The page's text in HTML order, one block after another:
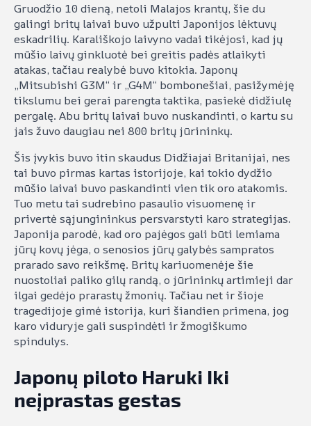
Gruodžio 10 dieną, netoli Malajos krantų, šie du
galingi britų laivai buvo užpulti Japonijos lėktuvų
eskadrilių. Karališkojo laivyno vadai tikėjosi, kad jų
mūšio laivų ginkluotė bei greitis padės atlaikyti
atakas, tačiau realybė buvo kitokia. Japonų
„Mitsubishi G3M“ ir „G4M“ bombonešiai, pasižymėję
tikslumu bei gerai parengta taktika, pasiekė didžiulę
pergalę. Abu britų laivai buvo nuskandinti, o kartu su
jais žuvo daugiau nei 800 britų jūrininkų.
Šis įvykis buvo itin skaudus Didžiajai Britanijai, nes
tai buvo pirmas kartas istorijoje, kai tokio dydžio
mūšio laivai buvo paskandinti vien tik oro atakomis.
Tuo metu tai sudrebino pasaulio visuomenę ir
privertė sąjungininkus persvarstyti karo strategijas.
Japonija parodė, kad oro pajėgos gali būti lemiama
jūrų kovų jėga, o senosios jūrų galybės sampratos
prarado savo reikšmę. Britų kariuomenėje šie
nuostoliai paliko gilų randą, o jūrininkų artimieji dar
ilgai gedėjo prarastų žmonių. Tačiau net ir šioje
tragedijoje gimė istorija, kuri šiandien primena, jog
karo viduryje gali suspindėti ir žmogiškumo
spindulys.
Japonų piloto Haruki Iki
neįprastas gestas